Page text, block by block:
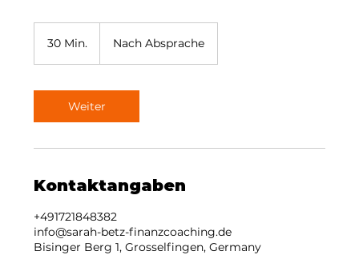
30 Min.
i
n
.
Nach Absprache
Weiter
Kontaktangaben
‭+491721848382‬
info@sarah-betz-finanzcoaching.de
Bisinger Berg 1, Grosselfingen, Germany